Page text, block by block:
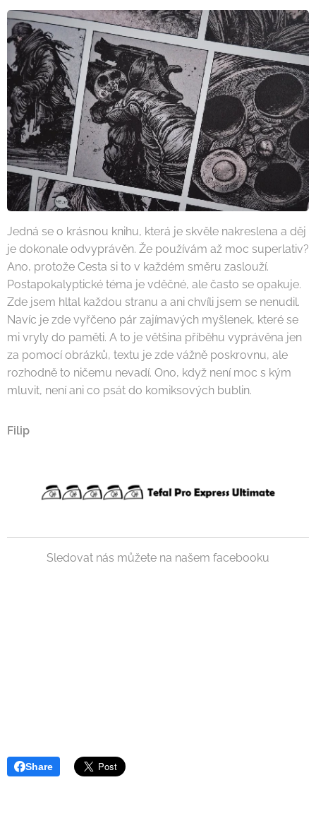
Jedná se o krásnou knihu, která je skvěle nakreslena a děj
je dokonale odvyprávěn. Že používám až moc superlativ?
Ano, protože Cesta si to v každém směru zaslouží.
Postapokalyptické téma je vděčné, ale často se opakuje.
Zde jsem hltal každou stranu a ani chvíli jsem se nenudil.
Navíc je zde vyřčeno pár zajímavých myšlenek, které se
mi vryly do paměti. A to je většina příběhu vyprávěna jen
za pomocí obrázků, textu je zde vážně poskrovnu, ale
rozhodně to ničemu nevadí. Ono, když není moc s kým
mluvit, není ani co psát do komiksových bublin.
Filip
Sledovat nás můžete na našem facebooku
Share